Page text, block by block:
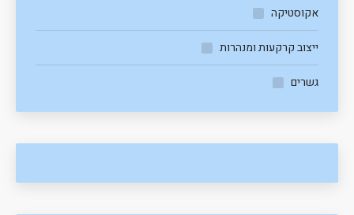
אקוסטיקה
ייצוב קרקעות ומנהרות
גשרים